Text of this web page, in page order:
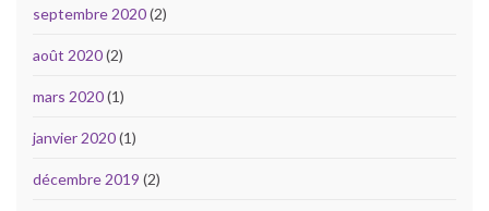
septembre 2020(2)
août 2020(2)
mars 2020(1)
janvier 2020(1)
décembre 2019 (2)